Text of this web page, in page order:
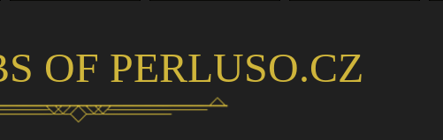
OF PERLUSO.CZ